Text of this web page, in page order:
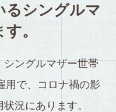
るシングルマ
。
ングルマザー世帯
用で、コロナ禍の影
況にあります。